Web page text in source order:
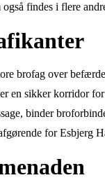
findes i flere
brofag over
en sikker korridor
binder
for Esbjerg